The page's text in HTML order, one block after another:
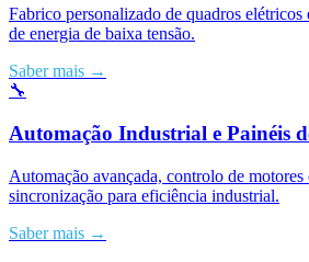
Fabrico personalizado de quadros
de energia de baixa tensão.
Saber mais →
🔧
Automação Industrial e Painéis
Automação avançada, controlo de motores
sincronização para eficiência industrial.
Saber mais →